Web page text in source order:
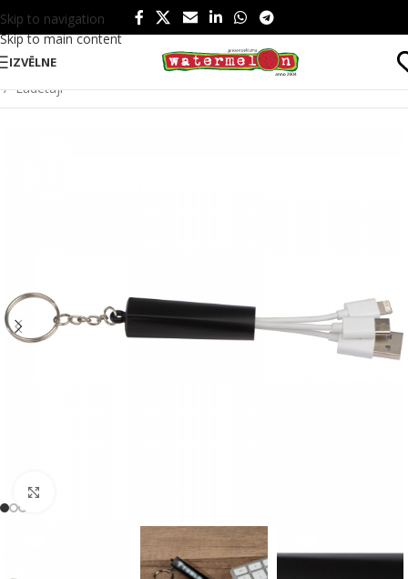
Skip to navigation
Skip to main content
IZVĒLNE
Sākums/ Tehnoloģijas un instrumenti
/ Lādētāji